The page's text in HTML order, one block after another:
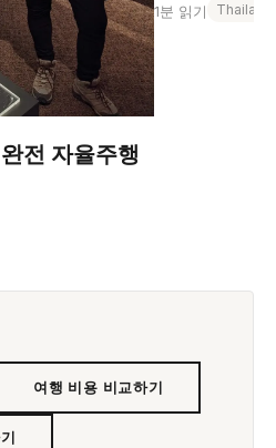
전 자율주행
1분 읽기 Thailand
여행 비용 비교하기